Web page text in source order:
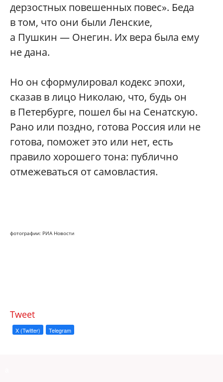
дерзостных повешенных повес». Беда
в том, что они были Ленские,
а Пушкин — Онегин. Их вера была ему
не дана.
Но он сформулировал кодекс эпохи,
сказав в лицо Николаю, что, будь он
в Петербурге, пошел бы на Сенатскую.
Рано или поздно, готова Россия или не
готова, поможет это или нет, есть
правило хорошего тона: публично
отмежеваться от самовластия.
фотографии: РИА Новости
Tweet
X (Twitter) Telegram